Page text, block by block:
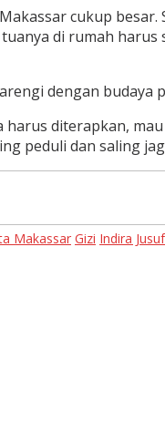
cukup
di rumah
dengan
diterapkan,
peduli dan saling
Makassar Gizi Indira